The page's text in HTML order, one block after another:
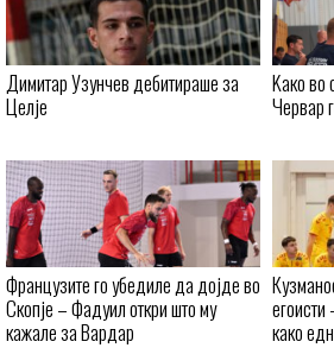
Димитар Узунчев дебитираше за
Целје
Kaко
Червар
Французите го убедиле да дојде во
Скопје – Фадуил откри што му
кажале за Вардар
како